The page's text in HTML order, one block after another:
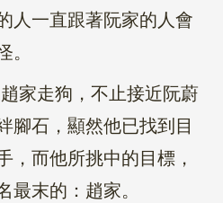
人一直跟著阮家的人會
走狗，不止接近阮蔚
腳石，顯然他已找到目
，而他所挑中的目標，
末的：趙家。